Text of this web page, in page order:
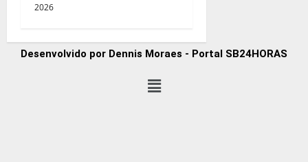
2026
Desenvolvido por Dennis Moraes - Portal SB24HORAS